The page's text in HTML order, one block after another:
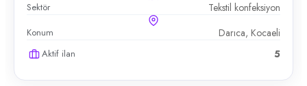
Sektör Tekstil konfeksiyon
Konum Darıca, Kocaeli
Aktif ilan 5